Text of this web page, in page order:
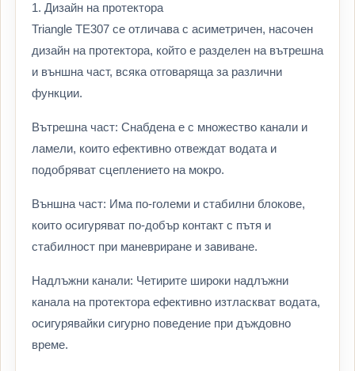
1. Дизайн на протектора
Triangle TE307 се отличава с асиметричен, насочен
дизайн на протектора, който е разделен на вътрешна
и външна част, всяка отговаряща за различни
функции.
Вътрешна част: Снабдена е с множество канали и
ламели, които ефективно отвеждат водата и
подобряват сцеплението на мокро.
Външна част: Има по-големи и стабилни блокове,
които осигуряват по-добър контакт с пътя и
стабилност при маневриране и завиване.
Надлъжни канали: Четирите широки надлъжни
канала на протектора ефективно изтласкват водата,
осигурявайки сигурно поведение при дъждовно
време.